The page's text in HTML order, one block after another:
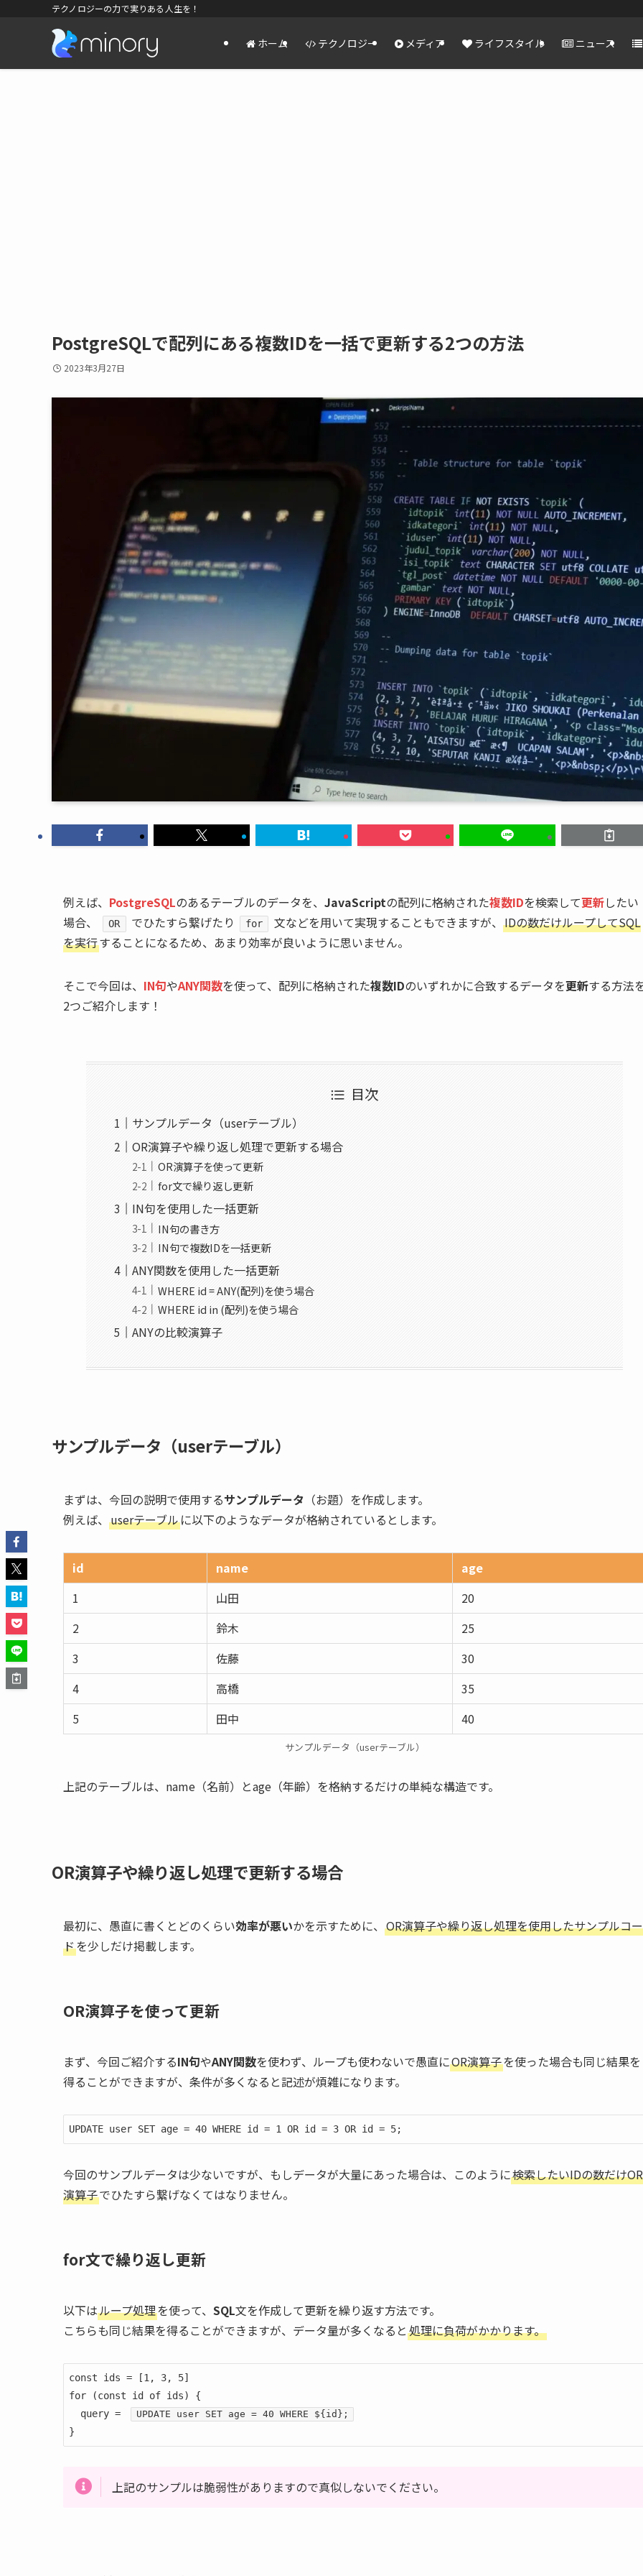
テクノロジーの力で実りある人生を！
ホーム テクノロジー メディア ライフスタイル ニュース
PostgreSQLで配列にある複数IDを一括で更新する2つの方法
2023年3月27日
例えば、 PostgreSQLのあるテーブルのデータを、 JavaScriptの配列に格納された複数IDを検索して更新したい
場合、
OR でひたすら繋げたり for 文などを用いて実現することもできますが、 IDの数だけループしてSQL
を実行することになるため、あまり効率が良いように思いません。
そこで今回は、 IN句やANY関数を使って、配列に格納された複数IDのいずれかに合致するデータを更新する方法
2つご紹介します！
目次
サンプルデータ（userテーブル）
OR演算子や繰り返し処理で更新する場合
OR演算子を使って更新
for文で繰り返し更新
IN句を使用した一括更新
IN句の書き方
IN句で複数IDを一括更新
ANY関数を使用した一括更新
WHERE id = ANY(配列)を使う場合
WHERE id in (配列)を使う場合
ANYの比較演算子
サンプルデータ（userテーブル）
まずは、今回の説明で使用するサンプルデータ （お題）を作成します。
例えば、 userテーブルに以下のようなデータが格納されているとします。
id name
age
1
山田
20
2
鈴木
25
3
佐藤
30
4
高橋
35
5
田中 40
サンプルデータ（userテーブル）
上記のテーブルは、name（名前）とage（年齢）を格納するだけの単純な構造です。
OR演算子や繰り返し処理で更新する場合
最初に、愚直に書くとどのくらい効率が悪いかを示すために、 OR演算子や繰り返し処理を使用したサンプルコー
ドを少しだけ掲載します。
OR演算子を使って更新
まず、今回ご紹介するIN句やANY関数を使わず、ループも使わないで愚直にOR演算子を使った場合も同じ結果を
得ることができますが、条件が多くなると記述が煩雑になります。
UPDATE user SET age = 40 WHERE id = 1 OR id = 3 OR id = 5;
今回のサンプルデータは少ないですが、もしデータが大量にあった場合は、このように検索したいIDの数だけOR
演算子でひたすら繋げなくてはなりません。
for文で繰り返し更新
以下はループ処理を使って、 SQL文を作成して更新を繰り返す方法です。
こちらも同じ結果を得ることができますが、データ量が多くなると 処理に負荷がかかります。
const ids = [1, 3, 5]
for (const id of ids) {
  query =
UPDATE user SET age = 40 WHERE ${id};
}
上記のサンプルは脆弱性がありますので真似しないでください。